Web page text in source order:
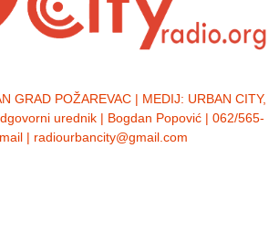
GRAD POŽAREVAC | MEDIJ: URBAN CITY,
urednik | Bogdan Popović | 062/565-
| radiourbancity@gmail.com